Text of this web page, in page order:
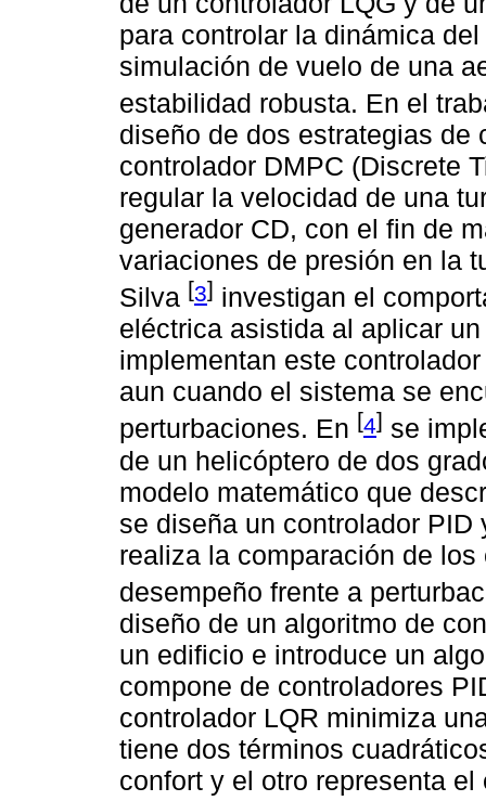
para controlar la dinámica
simulación de vuelo de una
estabilidad robusta. En el
diseño de dos estrategias de
controlador DMPC (Discrete
regular la velocidad de una
generador CD, con el fin de
variaciones de presión en la
Silva [3] investigan el
eléctrica asistida al aplicar
implementan este
aun cuando el sistema se
perturbaciones. En [4] se
de un helicóptero de dos
modelo matemático que
se diseña un controlador
realiza la comparación de
desempeño frente a
diseño de un algoritmo de
un edificio e introduce un
compone de controladores
controlador LQR minimiza
tiene dos términos
confort y el otro representa